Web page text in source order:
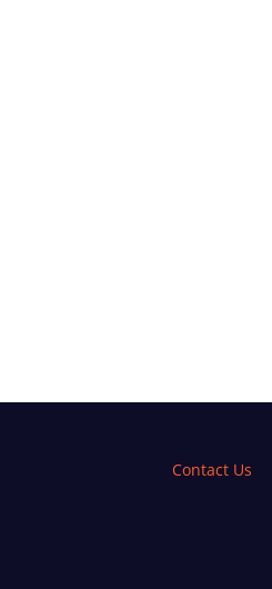
Contact Us